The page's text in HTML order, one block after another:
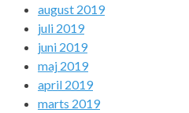
august 2019
juli 2019
juni 2019
maj 2019
april 2019
marts 2019